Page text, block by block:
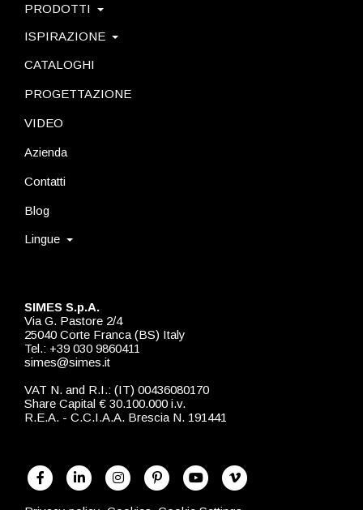
SIMES S.p.A.
Via G. Pastore 2/4
25040 Corte Franca (BS) Italy
Tel.: +39 030 9860411
simes@simes.it
VAT N. and R.I.: (IT) 00436080170
Share Capital € 30.100.000 i.v.
R.E.A. - C.C.I.A.A. Brescia N. 191441
PRODOTTI
ISPIRAZIONE
CATALOGHI
PROGETTAZIONE
VIDEO
Azienda
Contatti
Blog
Lingue